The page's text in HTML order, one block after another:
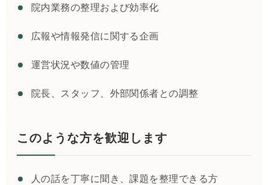
院内業務の整理および効率化
広報や情報発信に関する企画
運営状況や数値の管理
院長、スタッフ、外部関係者との調整
このような方を歓迎します
人の話を丁寧に聞き、課題を整理できる方